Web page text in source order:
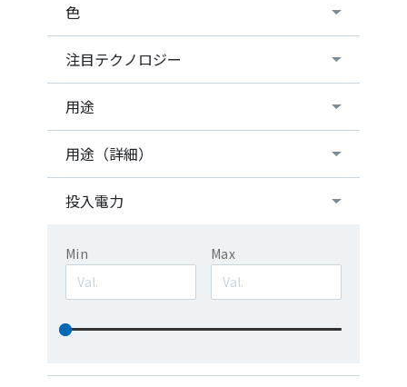
色
注目テクノロジー
用途
用途（詳細）
投入電力
Min Max